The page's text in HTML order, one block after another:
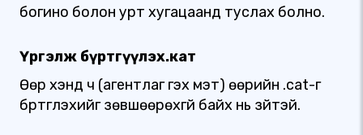
богино болон урт хугацаанд туслах болно.
Үргэлж бүртгүүлэх.кат
Өөр хэнд ч (агентлаг гэх мэт) өөрийн .cat-г
бүртгүүлэхийг зөвшөөрөхгүй байх нь зүйтэй.